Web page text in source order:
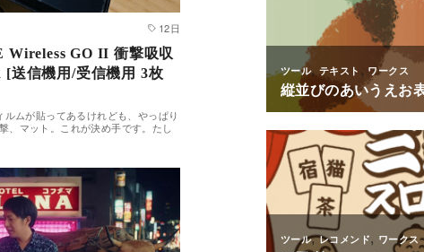
12日
Wireless GO II 衝撃吸収
送信機用/受信機用 3枚
ムが貼ってあるけれども、やっぱり
、マット。これが決め手です。たし